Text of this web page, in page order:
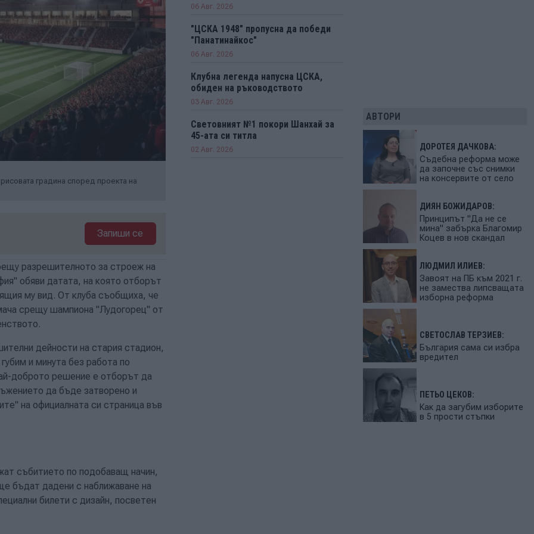
градина според проекта на
Запиши се
разрешителното за строеж на
обяви датата, на която отборът
му вид. От клуба съобщиха, че
срещу шампиона "Лудогорец" от
дейности на стария стадион,
и минута без работа по
доброто решение е отборът да
да бъде затворено и
на официалната си страница във
събитието по подобаващ начин,
бъдат дадени с наближаване на
билети с дизайн, посветен
06 Авг. 2026
"ЦСКА 1948" пропусна да победи
"Панатинайкос"
06 Авг. 2026
Клубна легенда напусна ЦСКА,
обиден на ръководството
03 Авг. 2026
Световният №1 покори Шанхай за
45-ата си титла
02 Авг. 2026
АВТОРИ
ДОРОТЕЯ ДАЧКОВА:
Съдебна реформа може
да започне със снимки
на консервите от село
ДИЯН БОЖИДАРОВ:
Принципът "Да не се
мина" забърка Благомир
Коцев в нов скандал
ЛЮДМИЛ ИЛИЕВ:
Завоят на ПБ към 2021 г.
не замества липсващата
изборна реформа
СВЕТОСЛАВ ТЕРЗИЕВ:
България сама си избра
вредител
ПЕТЬО ЦЕКОВ:
Как да загубим изборите
в 5 прости стъпки